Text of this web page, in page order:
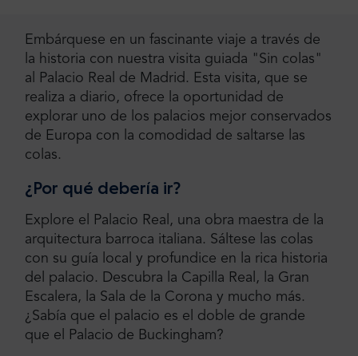
Embárquese en un fascinante viaje a través de
la historia con nuestra visita guiada "Sin colas"
al Palacio Real de Madrid. Esta visita, que se
realiza a diario, ofrece la oportunidad de
explorar uno de los palacios mejor conservados
de Europa con la comodidad de saltarse las
colas.
¿Por qué debería ir?
Explore el Palacio Real, una obra maestra de la
arquitectura barroca italiana. Sáltese las colas
con su guía local y profundice en la rica historia
del palacio. Descubra la Capilla Real, la Gran
Escalera, la Sala de la Corona y mucho más.
¿Sabía que el palacio es el doble de grande
que el Palacio de Buckingham?